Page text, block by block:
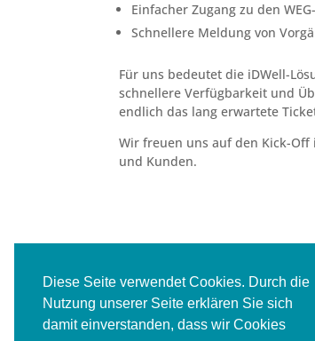
Diese Seite verwendet Cookies. Durch die
Nutzung unserer Seite erklären Sie sich
damit einverstanden, dass wir Cookies
Einfacher Zugang zu den
Schnellere Meldung von
Für uns bedeutet die iDWell-
schnellere Verfügbarkeit und
endlich das lang erwartete
Wir freuen uns auf den Kick-Off
und Kunden.